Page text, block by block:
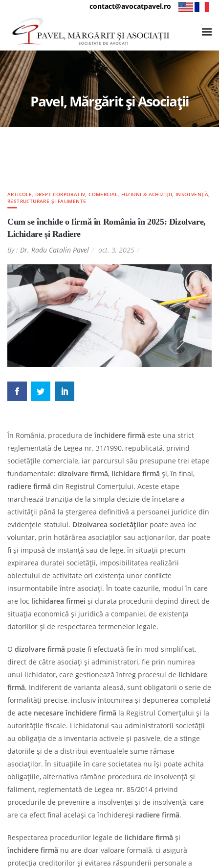
contact@avocatpavel.ro
Pavel, Mărgărit și Asociații
ARTICOLE, DREPT CORPORATIV, COMERCIAL, FUZIUNI & ACHIZIȚII, INSOLVENȚĂ,
RESTRUCTURARE ȘI FALIMENTE
Cum se închide o firmă în România în 2025: Dizolvare,
Lichidare și Radiere
By : Dr. Radu Catalin Pavel oct. 3, 2025
În România, procedura deînchidere firmă este una strict
reglementată de Legea nr. 31/1990, republicată, privind
societățile comerciale, iar parcursul său presupune trei etape
fundamentale: dizolvare firmă, lichidare firmă și, în final,
radiere firmă din Registrul Comerțului. Aceste etape
marchează tranziția de la simpla decizie de încetare a
activității până la ștergerea definitivă a persoanei juridice din
evidențele statului. Dizolvarea societăților poate avea loc
voluntar, prin hotărârea asociaților sau acționarilor, dar poate
fi și impusă de instanță sau de lege, în situații precum
expirarea duratei societății, imposibilitatea realizării
obiectului de activitate ori existența unor conflicte
insurmontabile între asociați. În toate cazurile, modul în care
are loc lichidarea firmei și durata procedurii depind direct de
situația economică și juridică a companiei, de existența
datoriilor și de respectarea termenelor legale.
O dizolvare firmă poate fi efectuată fie în mod simplificat,
direct de către asociați și administratori, fie prin numirea
unui lichidator, care gestionează întreg procesul de lichidare
firmă. Indiferent de varianta aleasă, sunt obligatorii o serie de
formalități precise, inclusiv întocmirea și depunerea completă
de acte necesare închidere firmă la Registrul Comerțului și la
autoritățile fiscale. Lichidatorul sau administratorii societății
au obligația de a inventaria activele și pasivele, de a stinge
datoriile și de a distribui eventualele sume rămase
asociaților. În situațiile în care societatea nu își poate achita
obligațiile, alternativa rămâne procedura de insolvență și
faliment, reglementată de Legea nr. 85/2014 privind
procedurile de prevenire a insolvenței și de insolvență, care
are ca efect final același ca închidereși radiere firmă.
Respectarea procedurilor legale de lichidare firmă și
închidere firmă nu are doar valoare formală, ci asigură
protecția creditorilor și evitarea răspunderii personale a